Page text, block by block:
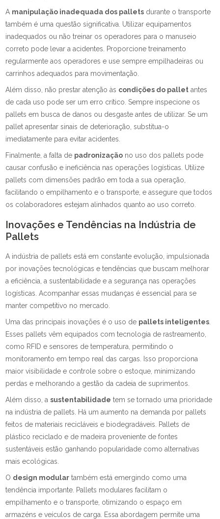
A manipulação inadequada dos pallets durante o transporte
também é uma questão significativa. Utilizar equipamentos
inadequados ou não treinar os operadores para o manuseio
correto pode levar a acidentes. Proporcione treinamento
regularmente aos operadores e use sempre empilhadeiras ou
carrinhos adequados para movimentação.
Além disso, não prestar atenção às condições do pallet antes
de cada uso pode ser um erro crítico. Sempre inspecione os
pallets em busca de danos ou desgaste antes de utilizar. Se um
pallet apresentar sinais de deterioração, substitua-o
imediatamente para evitar acidentes.
Finalmente, a falta de padronização no uso dos pallets pode
causar confusão e ineficiência nas operações logísticas. Utilize
pallets com dimensões padrão em toda a sua operação,
facilitando o empilhamento e o transporte, e assegure que todos
os colaboradores estejam alinhados quanto ao uso correto.
Inovações e Tendências na Indústria de
Pallets
A indústria de pallets está em constante evolução, impulsionada
por inovações tecnológicas e tendências que buscam melhorar
a eficiência, a sustentabilidade e a segurança nas operações
logísticas. Acompanhar essas mudanças é essencial para se
manter competitivo no mercado.
Uma das principais inovações é o uso de pallets inteligentes
Esses pallets vêm equipados com tecnologia de rastreamento,
como RFID e sensores de temperatura, permitindo o
monitoramento em tempo real das cargas. Isso proporciona
maior visibilidade e controle sobre o estoque, minimizando
perdas e melhorando a gestão da cadeia de suprimentos.
Além disso, asustentabilidade tem se tornado uma prioridade
na indústria de pallets. Há um aumento na demanda por pallets
feitos de materiais recicláveis e biodegradáveis. Pallets de
plástico reciclado e de madeira proveniente de fontes
sustentáveis estão ganhando popularidade como alternativas
mais ecológicas.
O design modular também está emergindo como uma
tendência importante. Pallets modulares facilitam o
empilhamento e o transporte, otimizando o espaço em
armazéns e veículos de carga. Essa abordagem permite uma